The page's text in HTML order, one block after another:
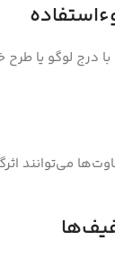
درج لوگو یا
تفاوت‌ها